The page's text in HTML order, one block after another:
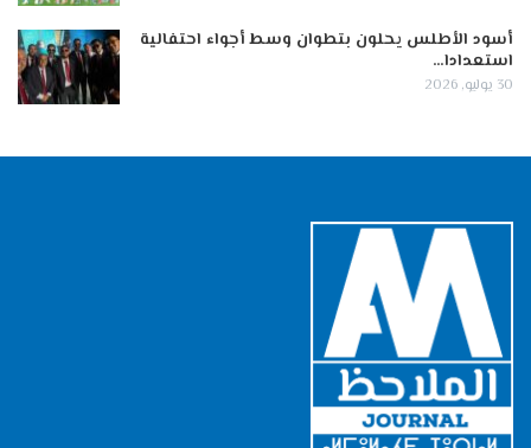
أسود الأطلس يحلون بتطوان وسط أجواء احتفالية
استعدادا…
30 يوليو, 2026